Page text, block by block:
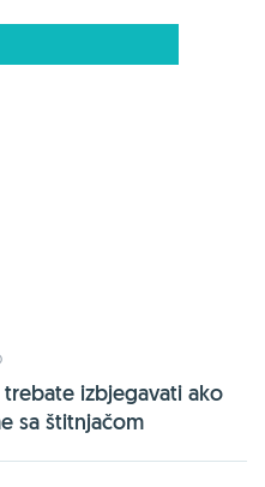
izbjegavati ako
sa štitnjačom